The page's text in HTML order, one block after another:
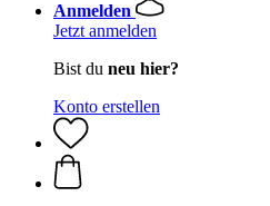
Anmelden
Jetzt anmelden
Bist du neu hier?
Konto erstellen